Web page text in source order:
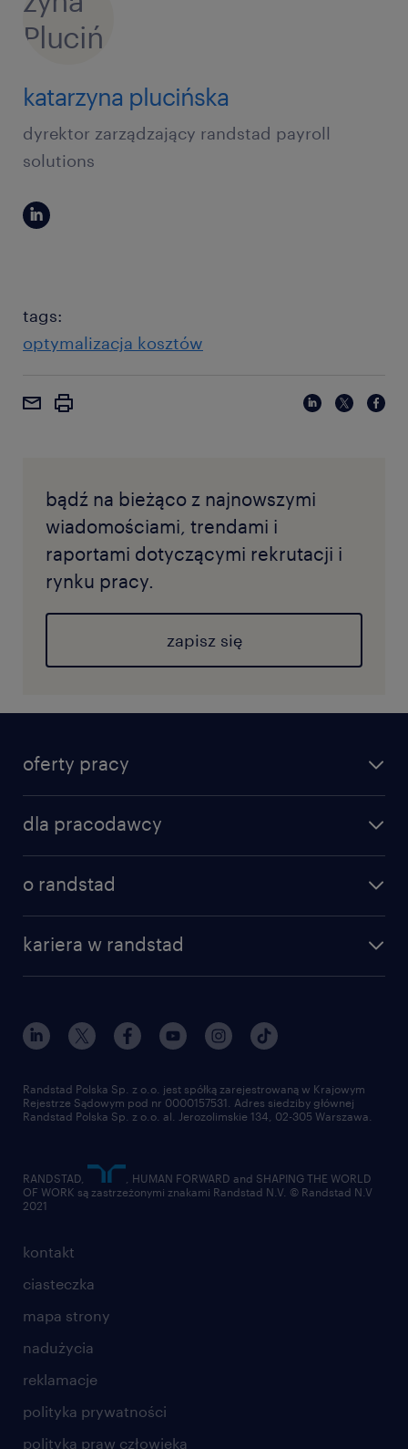
katarzyna plucińska
dyrektor zarządzający randstad payroll
solutions
tags:
optymalizacja kosztów
bądź na bieżąco z najnowszymi
wiadomościami, trendami i
raportami dotyczącymi rekrutacji i
rynku pracy.
zapisz się
oferty pracy
dla pracodawcy
o randstad
kariera w randstad
kontakt
ciasteczka
mapa strony
nadużycia
reklamacje
polityka prywatności
polityka praw człowieka
Randstad Polska Sp. z o.o. jest spółką zarejestrowaną w Krajowym
Rejestrze Sądowym pod nr 0000157531. Adres siedziby głównej
Randstad Polska Sp. z o.o. al. Jerozolimskie 134, 02-305 Warszawa.
RANDSTAD,
, HUMAN FORWARD and SHAPING THE WORLD
OF WORK są zastrzeżonymi znakami Randstad N.V. © Randstad N.V
2021